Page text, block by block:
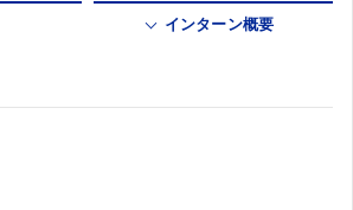
インターン概要